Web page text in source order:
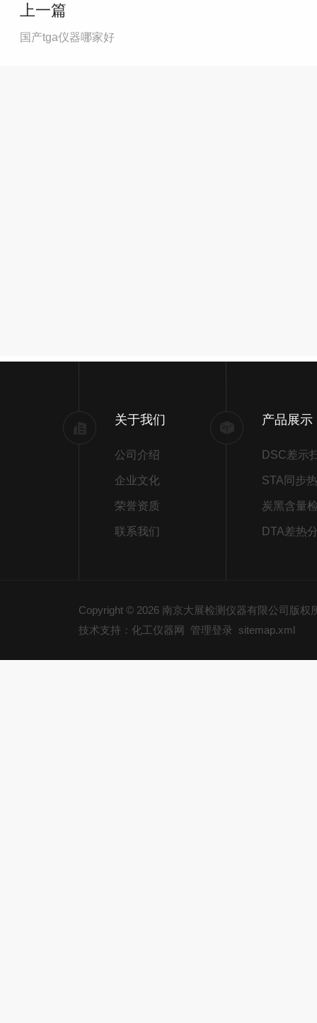
上一篇
国产tga仪器哪家好
关于我们
公司介绍
企业文化
荣誉资质
联系我们
产品展示
炭黑含量
DTA差热
Copyright © 2026 南京大展检测仪器有限公司版权
技术支持：化工仪器网
管理登录 sitemap.xml